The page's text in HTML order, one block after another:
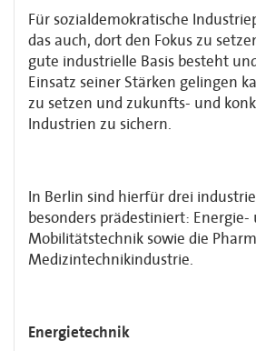
Für sozialdemokratische
das auch, dort den Fokus zu
gute industrielle Basis besteht
Einsatz seiner Stärken ge­lingen
zu setzen und zukunfts- und
Industrien zu sichern.
In Berlin sind hierfür drei
besonders prädestiniert: Energie-
Mobilitätstechnik sowie die
Medizintechnikindustrie.
Energietechnik